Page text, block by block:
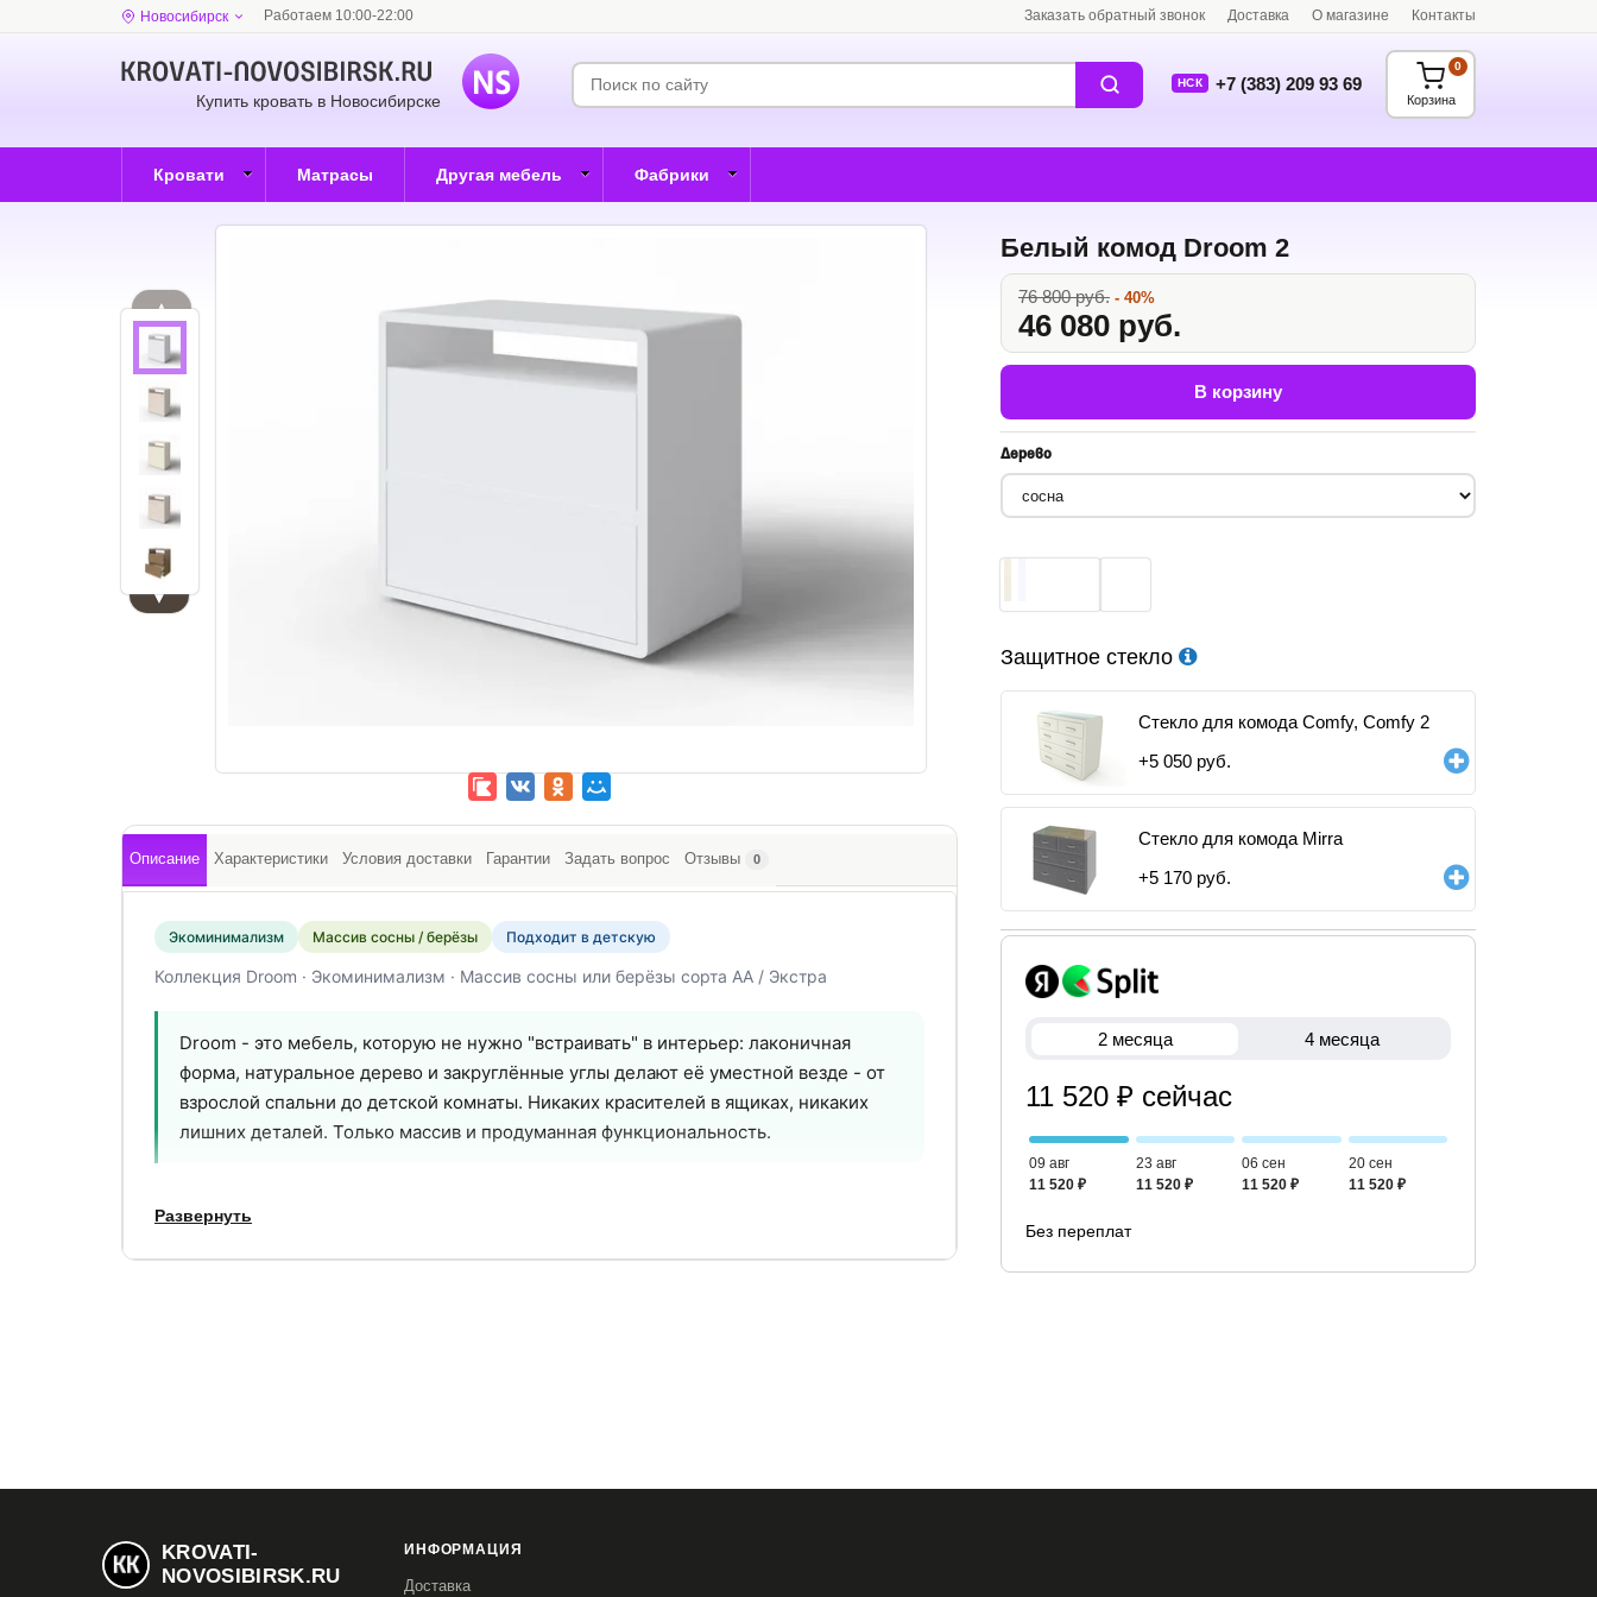
Новосибирск Работаем 10:00-22:00 Заказать обратный звонок Доставка О магазине Контакты
Купить кровать в Новосибирске
НСК +7 (383) 209 93 69
Корзина
0
Кровати Матрасы Другая мебель Фабрики
▲
▼
Белый комод Droom 2
76 800 руб. - 40%
46 080 руб.
В корзину
Дерево
Защитное стекло
Стекло для комода Comfy, Comfy 2
+5 050 руб.
Стекло для комода Mirra
+5 170 руб.
2 месяца 4 месяца
11 520 ₽ сейчас
09 авг
11 520 ₽
23 авг
11 520 ₽
06 сен
11 520 ₽
20 сен
11 520 ₽
Без переплат
Описание Характеристики Условия доставки Гарантии Задать вопрос Отзывы 0
Экоминимализм Массив сосны / берёзы Подходит в детскую
Коллекция Droom · Экоминимализм · Массив сосны или берёзы сорта АА / Экстра
Droom - это мебель, которую не нужно "встраивать" в интерьер: лаконичная
форма, натуральное дерево и закруглённые углы делают её уместной везде - от
взрослой спальни до детской комнаты. Никаких красителей в ящиках, никаких
лишних деталей. Только массив и продуманная функциональность.
2
ящика полного
массив — корпус,
заявленный срок
официальная
Ребёнок может трогать внутренние поверхности - это просто дерево.
02 Полное выдвижение с доводчиком - ящик не хлопает и не выпадает
Шариковые направляющие полного выдвижения позволяют достать вещи с самого дна.
Развернуть
KROVATI-
NOVOSIBIRSK.RU
ИНФОРМАЦИЯ
Доставка